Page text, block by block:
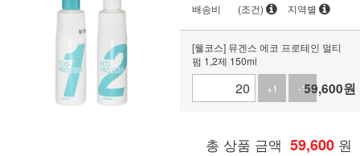
배송비
(조건) 지역별
[웰코스] 뮤겐스 에코 프로테인 멀티
펌 1,2제 150ml
+1
-159,600원
총 상품 금액 59,600 원